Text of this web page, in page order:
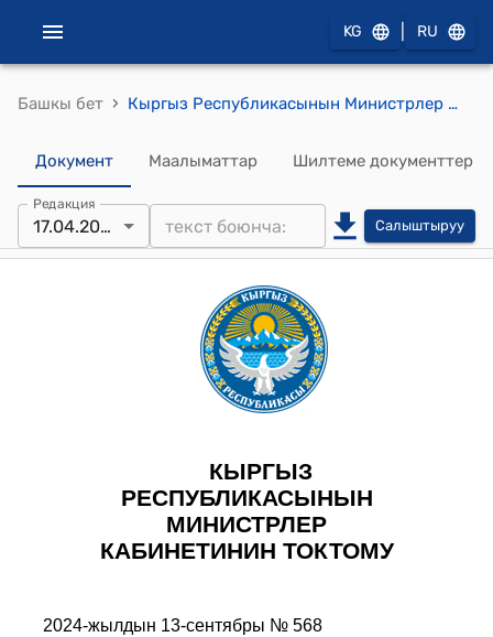
KG RU
Башкы бет › Кыргыз Республикасынын Министрлер Кабинетинин 2024-жылдын 13-сентябрындагы № 568 "Билим берүүнүн сапатын өнүктүрүү маселелери жөнүндө" токтому
Документ Маалыматтар Шилтеме документтер
Редакция
17.04.2026 Салыштыруу